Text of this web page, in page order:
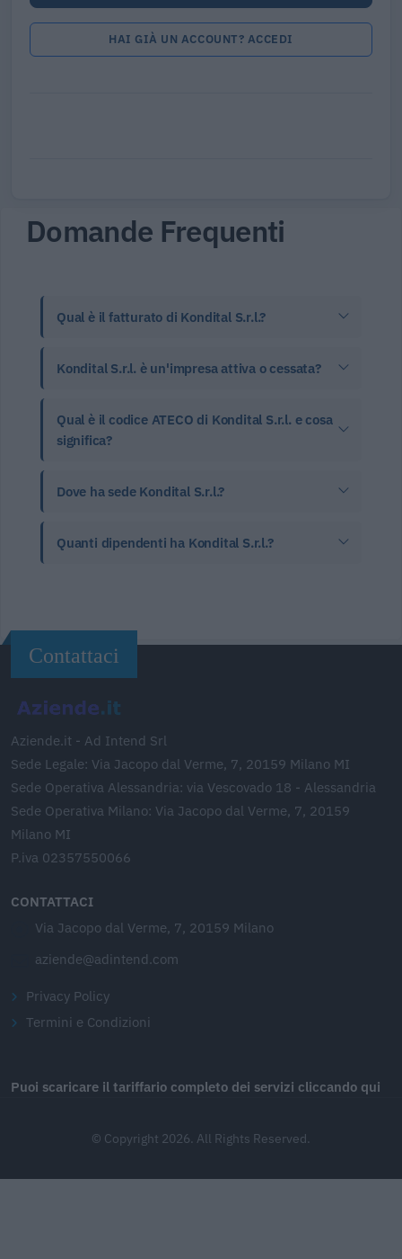
HAI GIÀ UN ACCOUNT? ACCEDI
Domande Frequenti
Qual è il fatturato di Kondital S.r.l.?
Kondital S.r.l. è un'impresa attiva o cessata?
Qual è il codice ATECO di Kondital S.r.l. e cosa
significa?
Dove ha sede Kondital S.r.l.?
Quanti dipendenti ha Kondital S.r.l.?
Contattaci
Aziende.it - Ad Intend Srl
Sede Legale: Via Jacopo dal Verme, 7, 20159 Milano MI
Sede Operativa Alessandria: via Vescovado 18 - Alessandria
Sede Operativa Milano: Via Jacopo dal Verme, 7, 20159
Milano MI
P.iva 02357550066
CONTATTACI
Via Jacopo dal Verme, 7, 20159 Milano
aziende@adintend.com
Privacy Policy
Termini e Condizioni
Puoi scaricare il tariffario completo dei servizi cliccando qui
© Copyright 2026. All Rights Reserved.